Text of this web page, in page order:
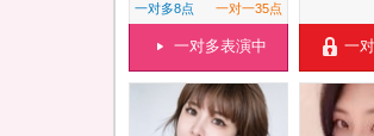
一对多8点 一对一35点
一对多表演中 一